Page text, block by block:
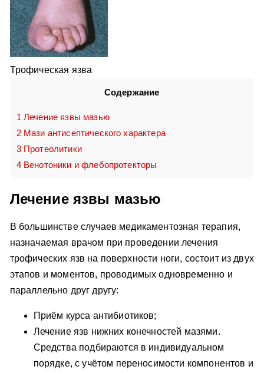
Трофическая язва
Содержание
1 Лечение язвы мазью
2Мази антисептического характера
3Протеолитики
4Венотоники и флебопротекторы
Лечение язвы мазью
В большинстве случаев медикаментозная терапия,
назначаемая врачом при проведении лечения
трофических язв на поверхности ноги, состоит из двух
этапов и моментов, проводимых одновременно и
параллельно друг другу:
Приём курса антибиотиков;
Лечение язв нижних конечностей мазями.
Средства подбираются в индивидуальном
порядке, с учётом переносимости компонентов и